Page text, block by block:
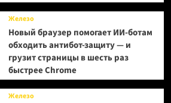
Железо
Новый браузер помогает ИИ-ботам
обходить антибот-защиту — и
грузит страницы в шесть раз
быстрее Chrome
Железо